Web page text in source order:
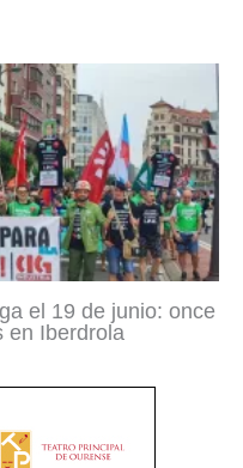
el 19 de junio: once
en Iberdrola